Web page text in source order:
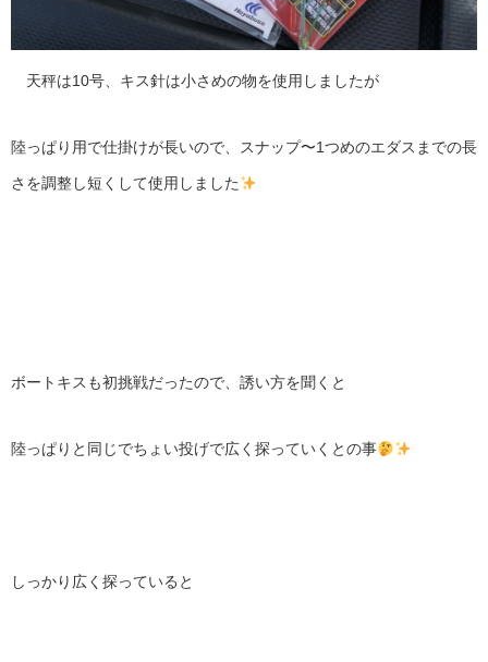
天秤は10号、キス針は小さめの物を使用しましたが
陸っぱり用で仕掛けが長いので、スナップ〜1つめのエダスまでの長
さを調整し短くして使用しました
ボートキスも初挑戦だったので、誘い方を聞くと
陸っぱりと同じでちょい投げで広く探っていくとの事
しっかり広く探っていると